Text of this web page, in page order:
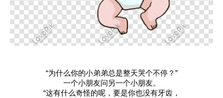
“为什么你的小弟弟总是整天哭个不停？”
一个小朋友问另一个小朋友。
“这有什么奇怪的呢，要是你也没有牙齿，